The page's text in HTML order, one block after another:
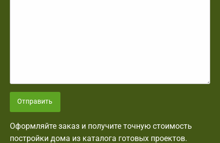
Отправить
Оформляйте заказ и получите точную стоимость
постройки дома из каталога готовых проектов.